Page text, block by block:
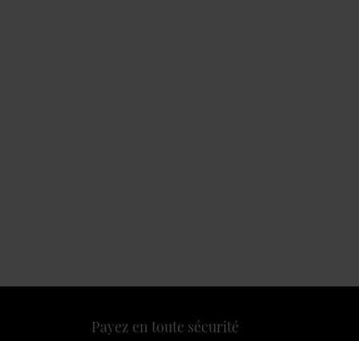
Payez en toute sécurité